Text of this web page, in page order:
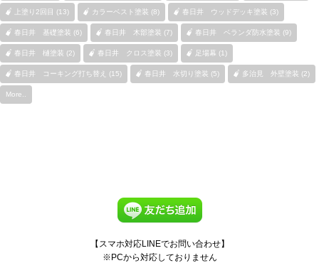
上塗り2回目 (13) カラーベスト塗装 (8) 春日井 ウッドデッキ塗装 (3)
春日井 基礎塗装 (6) 春日井 木部塗装 (7) 春日井 ベランダ防水塗装 (9)
春日井 樋塗装 (2) 春日井 クロス塗装 (3) 足場幕 (1)
春日井 コーキング打ち替え (15) 春日井 水切り塗装 (5) 多治見 外壁塗装 (2)
More..
【スマホ対応LINEでお問い合わせ】
※PCから対応しておりません